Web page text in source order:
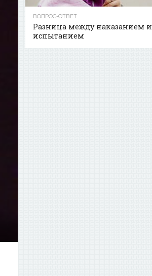
ВОПРОС-ОТВЕТ
Разница между наказанием и
испытанием